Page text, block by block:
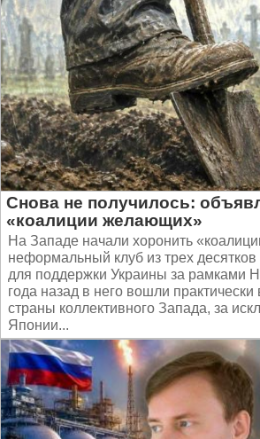
Снова не получилось:
«коалиции желающих»
На Западе начали хоронить
неформальный клуб из трех
для поддержки Украины за рамками
года назад в него вошли
страны коллективного Запада, за
Японии...